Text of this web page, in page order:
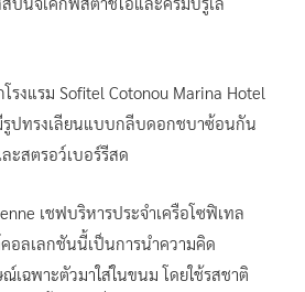
รงแรม Sofitel Cotonou Marina Hotel
รูปทรงเลียนแบบกลีบดอกชบาซ้อนกัน
ะสตรอว์เบอร์รีสด
เชฟบริหารประจำเครือโซฟิเทล
คอลเลกชันนี้เป็นการนำความคิด
เฉพาะตัวมาใส่ในขนม โดยใช้รสชาติ